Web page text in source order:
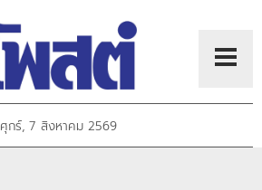
ศุกร์, 7 สิงหาคม 2569